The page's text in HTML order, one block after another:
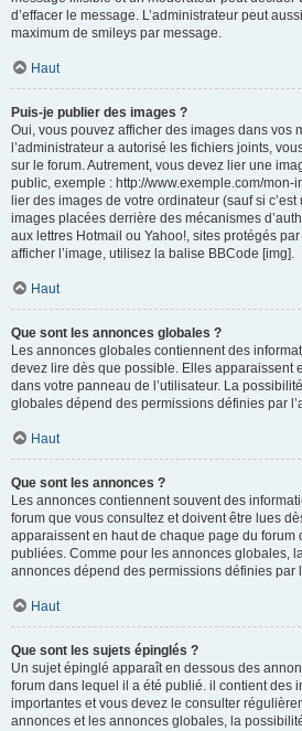
d’effacer le message. L’administrateur peut
maximum de smileys par message.
Haut
Puis-je publier des images ?
Oui, vous pouvez afficher des images dans vos
l’administrateur a autorisé les fichiers joints,
sur le forum. Autrement, vous devez lier une
public, exemple : http://www.exemple.com/mon-
lier des images de votre ordinateur (sauf si
images placées derrière des mécanismes
aux lettres Hotmail ou Yahoo!, sites protégés
afficher l’image, utilisez la balise BBCode [img].
Haut
Que sont les annonces globales ?
Les annonces globales contiennent des
devez lire dès que possible. Elles apparaissent
dans votre panneau de l’utilisateur. La
globales dépend des permissions définies par
Haut
Que sont les annonces ?
Les annonces contiennent souvent des
forum que vous consultez et doivent être lues
apparaissent en haut de chaque page du forum
publiées. Comme pour les annonces globales,
annonces dépend des permissions définies par
Haut
Que sont les sujets épinglés ?
Un sujet épinglé apparaît en dessous des
forum dans lequel il a été publié. il contient des
importantes et vous devez le consulter
annonces et les annonces globales, la